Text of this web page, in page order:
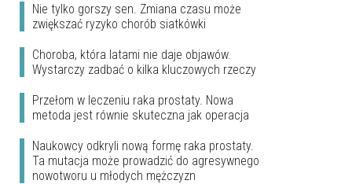
Nie tylko gorszy sen. Zmiana czasu może
zwiększać ryzyko chorób siatkówki
Choroba, która latami nie daje objawów.
Wystarczy zadbać o kilka kluczowych rzeczy
Przełom w leczeniu raka prostaty. Nowa
metoda jest równie skuteczna jak operacja
Naukowcy odkryli nową formę raka prostaty.
Ta mutacja może prowadzić do agresywnego
nowotworu u młodych mężczyzn